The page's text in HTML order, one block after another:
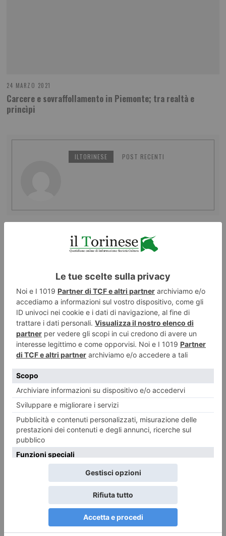
24 MARZO 2021
Carcere e sovraffollamento in Piemonte; tra realtà e
princìpi
ILTORINESE POST RECENTI
LASCIA UN COMMENTO